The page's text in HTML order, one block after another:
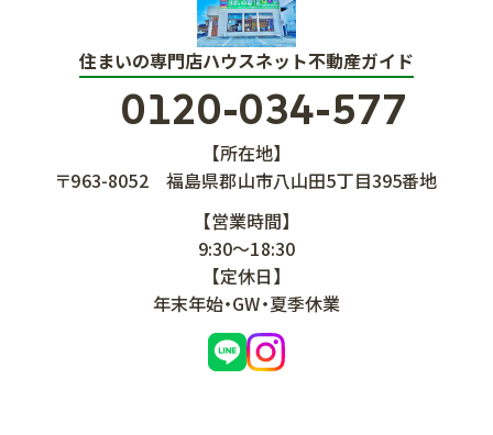
住まいの専門店ハウスネット不動産ガイド
0120-034-577
【所在地】
〒963-8052
福島県郡山市八山田5丁目395番地
【営業時間】
9:30～18:30
【定休日】
年末年始・GW・夏季休業